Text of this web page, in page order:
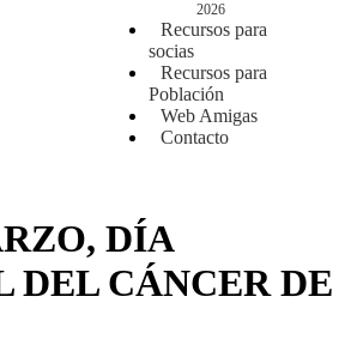
2026
Recursos para
socias
Recursos para
Población
Web Amigas
Contacto
DÍA
DEL CÁNCER DE